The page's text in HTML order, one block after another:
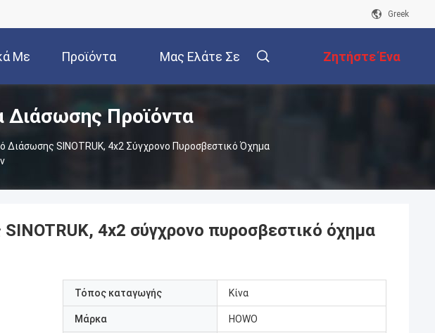
Greek
Με
Εμάς
Προϊόντα Μας Ελάτε Σε
Επαφή Με
Ζητήστε Ένα
Απόσπασμα
Προϊόντα
Διάσωσης SINOTRUK, 4x2 Σύγχρονο Πυροσβεστικό Όχημα
4x2 σύγχρονο πυροσβεστικό όχημα
Τόπος καταγωγής Κίνα
Μάρκα HOWO